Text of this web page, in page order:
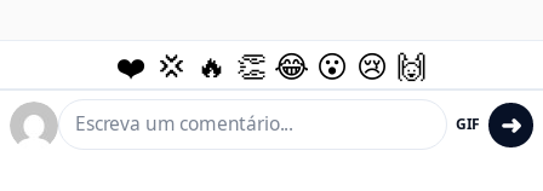
GIF ➜
❤️ 💢 🔥 👏 😂 😮 😢 🙌